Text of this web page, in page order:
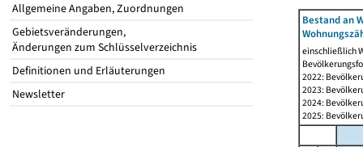
Allgemeine Angaben, Zuordnungen
Gebietsveränderungen,
Änderungen zum Schlüsselverzeichnis
Definitionen und Erläuterungen
Newsletter
Bestand an
einschließlich
2022:
2023:
2024:
2025: